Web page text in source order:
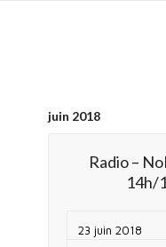
juin 2018
Radio –
14h/
23 juin 2018